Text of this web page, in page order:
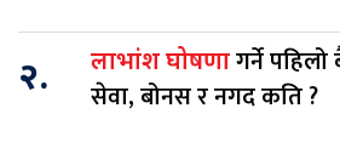
२. लाभांश घोषणागर्ने
सेवा, बोनस र नगद कति ?